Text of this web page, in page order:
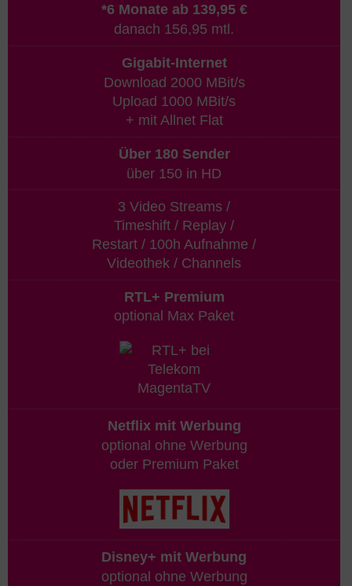
*6 Monate ab 139,95 €
danach 156,95 mtl.
Gigabit-Internet
Download 2000 MBit/s
Upload 1000 MBit/s
+ mit Allnet Flat
Über 180 Sender
über 150 in HD
3 Video Streams /
Timeshift / Replay /
Restart / 100h Aufnahme /
Videothek / Channels
RTL+ Premium
optional Max Paket
Netflix mit Werbung
optional ohne Werbung
oder Premium Paket
Disney+ mit Werbung
optional ohne Werbung